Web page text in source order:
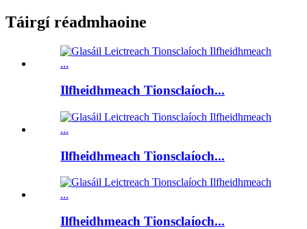
Táirgí réadmhaoine
Ilfheidhmeach Tionsclaíoch...
Ilfheidhmeach Tionsclaíoch...
Ilfheidhmeach Tionsclaíoch...